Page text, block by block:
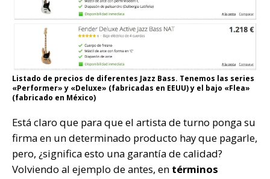
Listado de precios de diferentes Jazz Bass. Tenemos las series
«Performer» y «Deluxe» (fabricadas en EEUU) y el bajo «Flea»
(fabricado en México)
Está claro que para que el artista de turno ponga su
firma en un determinado producto hay que pagarle,
pero, ¿significa esto una garantía de calidad?
Volviendo al ejemplo de antes, en términos